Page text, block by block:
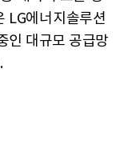
LG에너지솔루션
인 대규모 공급망